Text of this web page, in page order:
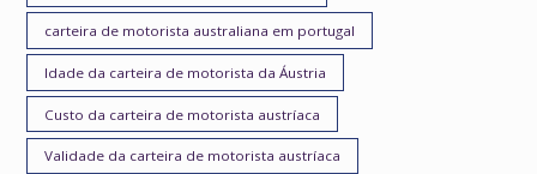
carteira de motorista australiana em portugal
Idade da carteira de motorista da Áustria
Custo da carteira de motorista austríaca
Validade da carteira de motorista austríaca